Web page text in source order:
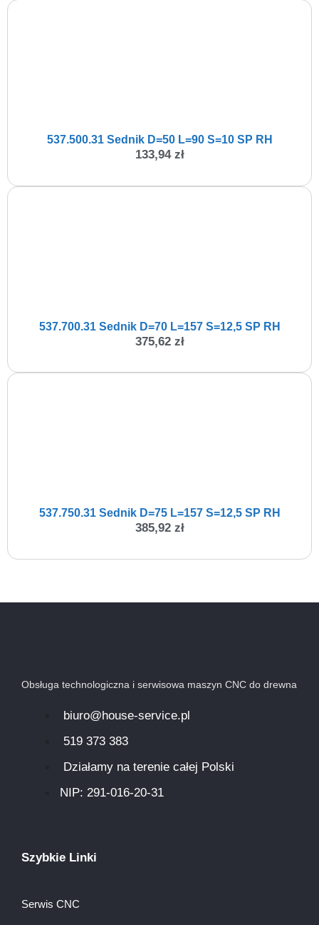
537.500.31 Sednik D=50 L=90 S=10 SP RH
133,94 zł
537.700.31 Sednik D=70 L=157 S=12,5 SP RH
375,62 zł
537.750.31 Sednik D=75 L=157 S=12,5 SP RH
385,92 zł
Obsługa technologiczna i serwisowa maszyn CNC do drewna
biuro@house-service.pl
519 373 383
Działamy na terenie całej Polski
NIP: 291-016-20-31​
Szybkie Linki
Serwis CNC